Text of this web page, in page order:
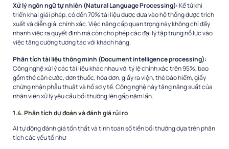
Xử lý ngôn ngữ tự nhiên (Natural Language Processing):Kể từ khi
triển khai giải pháp, có đến 70% tài liệu được đưa vào hệ thống được trích
xuất và diễn giải chính xác. Việc nâng cấp quan trọng này không chỉ đẩy
nhanh việc ra quyết định mà còn cho phép các đại lý tập trung nỗ lực vào
việc tăng cường tương tác với khách hàng.
Phân tích tài liệu thông minh (Document intelligence processing):
Công nghệ xử lý các tài liệu khác nhau với tỷ lệ chính xác trên 95%, bao
gồm thẻ căn cước, đơn thuốc, hóa đơn, giấy ra viện, thẻ bảo hiểm, giấy
chứng nhận phẫu thuật và hồ sơ y tế. Công nghệ này tăng năng suất của
nhân viên xử lý yêu cầu bồi thường lên gấp năm lần.
1.4. Phân tích dự đoán và đánh giá rủi ro
AI tự động đánh giá tổn thất và tính toán số tiền bồi thường dựa trên phân
tích các yếu tố như: